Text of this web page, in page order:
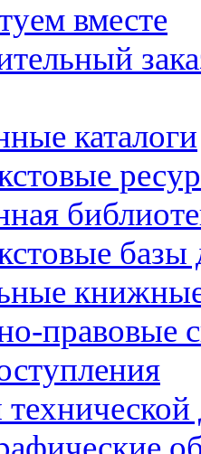
вместе
каталоги
правовые